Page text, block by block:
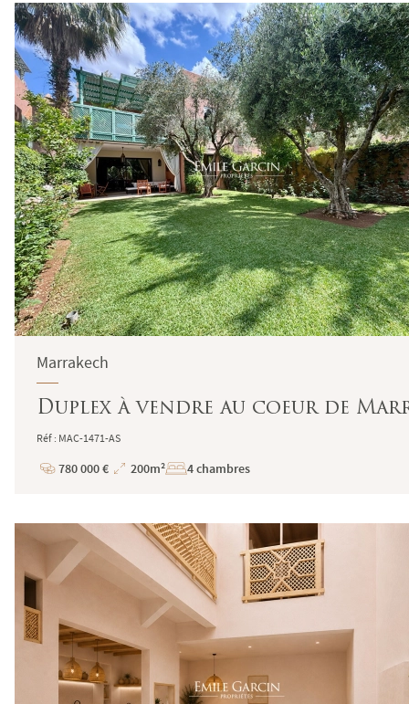
Marrakech
Duplex à vendre au coeur de
Réf : MAC-1471-AS
Prix
780 000 €
Superficie
200m² 4 chambres